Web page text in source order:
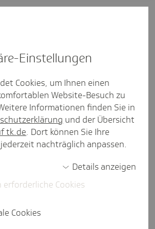
und Nieder­lande:
Office-Rege­lung
in der deutsch-niederländischen
Seit dem 1. Januar 2026
TK-Service Ausland
Einstel­lungen
Cookies, um Ihnen einen
Website-Besuch zu
Informationen finden Sie in
und der Übersicht
tk.de. Dort können Sie Ihre
nachträglich anpassen.
Details anzeigen
erforderliche Cookies
Cookies